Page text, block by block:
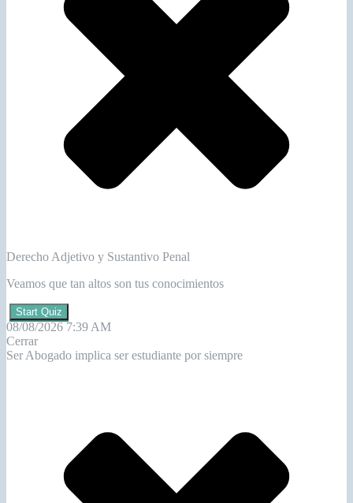
Derecho Adjetivo y Sustantivo Penal
Veamos que tan altos son tus conocimientos
Start Quiz
08/08/2026 7:39 AM
Cerrar
Ser Abogado implica ser estudiante por siempre